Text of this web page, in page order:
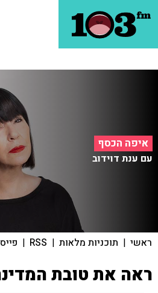
איפה הכסף
עם ענת דוידוב
ראשי | תוכניות מלאות |
RSS
|
ראה את טובת